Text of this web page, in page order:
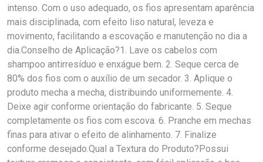
intenso. Com o uso adequado, os fios apresentam aparência
mais disciplinada, com efeito liso natural, leveza e
movimento, facilitando a escovação e manutenção no dia a
dia.Conselho de Aplicação?1. Lave os cabelos com
shampoo antirresíduo e enxágue bem. 2. Seque cerca de
80% dos fios com o auxílio de um secador. 3. Aplique o
produto mecha a mecha, distribuindo uniformemente. 4.
Deixe agir conforme orientação do fabricante. 5. Seque
completamente os fios com escova. 6. Pranche em mechas
finas para ativar o efeito de alinhamento. 7. Finalize
conforme desejado.Qual a Textura do Produto?Possui